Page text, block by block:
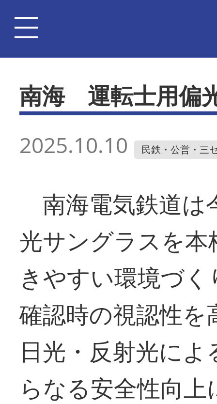
南海 運転士用偏
2025.10.10 民鉄・公営・三
南海電気鉄道は
光サングラスを
きやすい環境づ
確認時の視認性
日光・反射光に
らなる安全性向